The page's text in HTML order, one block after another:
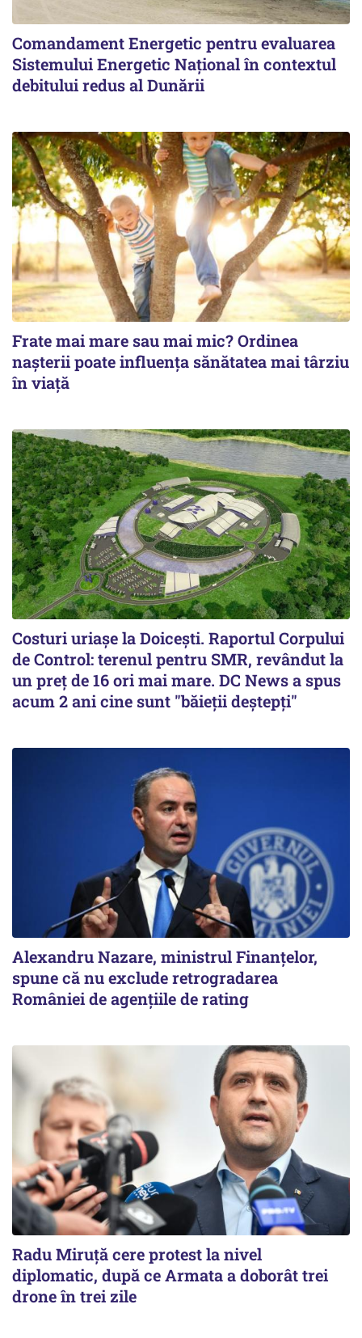
Comandament Energetic pentru evaluarea
Sistemului Energetic Naţional în contextul
debitului redus al Dunării
Frate mai mare sau mai mic? Ordinea
nașterii poate influența sănătatea mai târziu
în viață
Costuri uriaşe la Doiceşti. Raportul Corpului
de Control: terenul pentru SMR, revândut la
un preţ de 16 ori mai mare. DC News a spus
acum 2 ani cine sunt "băieţii deştepţi"
Alexandru Nazare, ministrul Finanţelor,
spune că nu exclude retrogradarea
României de agenţiile de rating
Radu Miruţă cere protest la nivel
diplomatic, după ce Armata a doborât trei
drone în trei zile